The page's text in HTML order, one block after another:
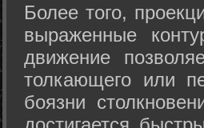
Более того,
выраженные
движение
толкающего или
боязни